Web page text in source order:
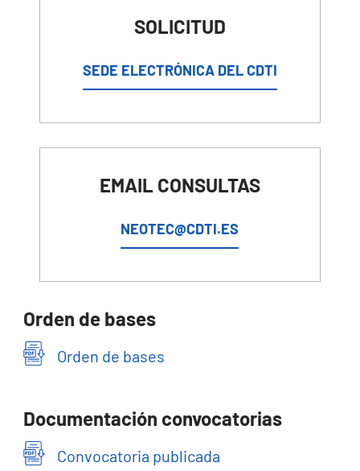
SOLICITUD
SEDE ELECTRÓNICA DEL CDTI
EMAIL CONSULTAS
NEOTEC@CDTI.ES
Orden de bases
Orden de bases
Documentación convocatorias
Convocatoria publicada